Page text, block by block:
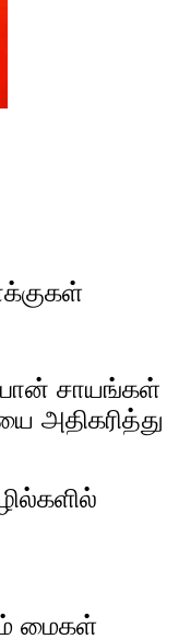
சாயங்கள்
அதிகரித்து
மைகள்